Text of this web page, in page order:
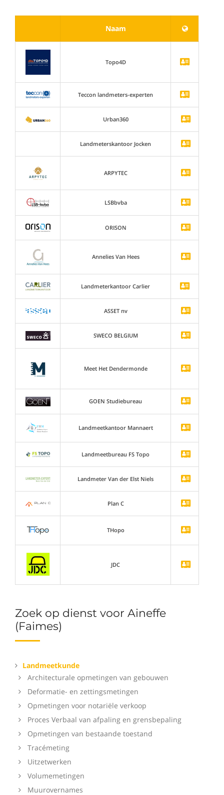
Zoek op dienst voor Aineffe
(Faimes)
Landmeetkunde
Architecturale opmetingen van gebouwen
Deformatie- en zettingsmetingen
Opmetingen voor notariële verkoop
Proces Verbaal van afpaling en grensbepaling
Opmetingen van bestaande toestand
Tracémeting
Uitzetwerken
Volumemetingen
Muurovernames
Naam
Topo4D
Teccon landmeters-experten
Urban360
Landmeterskantoor Jocken
ARPYTEC
LSBbvba
ORISON
Annelies Van Hees
Landmeterkantoor Carlier
ASSET nv
SWECO BELGIUM
Meet Het Dendermonde
GOEN Studiebureau
Landmeetkantoor Mannaert
Landmeetbureau FS Topo
Landmeter Van der Elst Niels
Plan C
THopo
JDC